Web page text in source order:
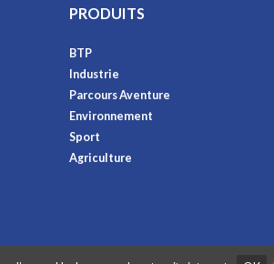
PRODUITS
BTP
Industrie
Parcours Aventure
Environnement
Sport
Agriculture